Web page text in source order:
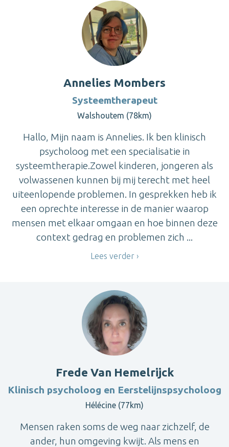
Annelies Mombers
Systeemtherapeut
Walshoutem (78km)
Hallo, Mijn naam is Annelies. Ik ben klinisch
psycholoog met een specialisatie in
systeemtherapie.Zowel kinderen, jongeren als
volwassenen kunnen bij mij terecht met heel
uiteenlopende problemen. In gesprekken heb ik
een oprechte interesse in de manier waarop
mensen met elkaar omgaan en hoe binnen deze
context gedrag en problemen zich ...
Lees verder
Frede Van Hemelrijck
Klinisch psycholoog en Eerstelijnspsycholoog
Hélécine (77km)
Mensen raken soms de weg naar zichzelf, de
ander, hun omgeving kwijt. Als mens en